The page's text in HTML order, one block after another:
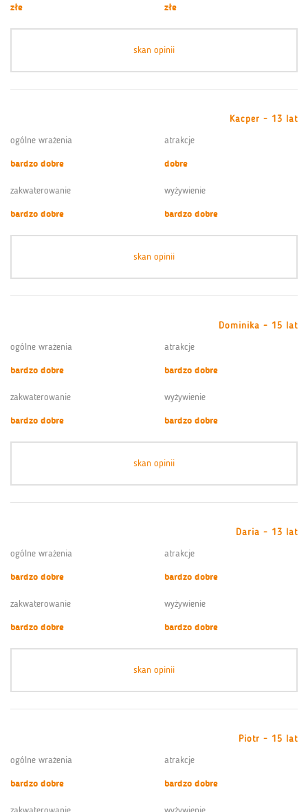
złe
złe
skan opinii
Kacper - 13 lat
ogólne wrażenia
bardzo dobre
atrakcje
dobre
zakwaterowanie
bardzo dobre
wyżywienie
bardzo dobre
skan opinii
Dominika - 15 lat
ogólne wrażenia
bardzo dobre
atrakcje
bardzo dobre
zakwaterowanie
bardzo dobre
wyżywienie
bardzo dobre
skan opinii
Daria - 13 lat
ogólne wrażenia
bardzo dobre
atrakcje
bardzo dobre
zakwaterowanie
bardzo dobre
wyżywienie
bardzo dobre
skan opinii
Piotr - 15 lat
ogólne wrażenia
bardzo dobre
atrakcje
bardzo dobre